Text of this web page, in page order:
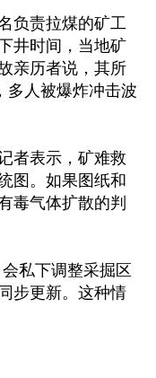
负责拉煤的矿工
井时间，当地矿
亲历者说，其所
多人被爆炸冲击波
者表示，矿难救
图。如果图纸和
毒气体扩散的判
私下调整采掘区
步更新。这种情